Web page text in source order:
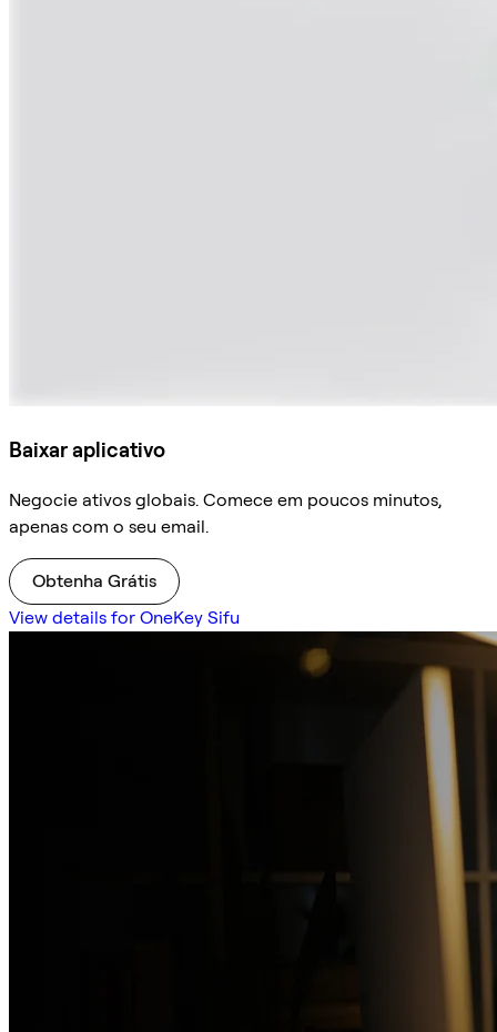
Baixar aplicativo
Negocie ativos globais. Comece em poucos minutos,
apenas com o seu email.
Obtenha Grátis
View details for OneKey Sifu